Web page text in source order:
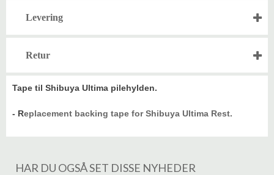
Levering
Retur
Tape til Shibuya Ultima pilehylden.
- Replacement backing tape for Shibuya Ultima Rest.
HAR DU OGSÅ SET DISSE NYHEDER